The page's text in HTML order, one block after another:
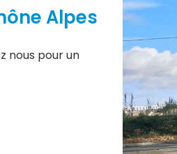
Alpes
nous pour un